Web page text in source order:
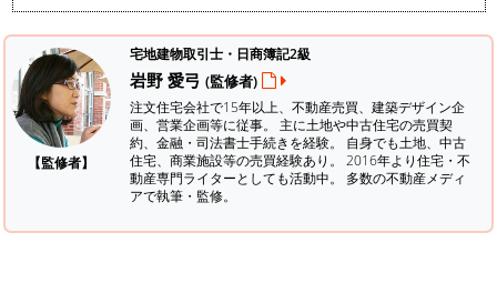
【監修者】
宅地建物取引士・日商簿記2級
岩野 愛弓 (監修者)
注文住宅会社で15年以上、不動産売買、建築デザイン企
画、営業企画等に従事。 主に土地や中古住宅の売買契
約、金融・司法書士手続きを経験。 自身でも土地、中古
住宅、商業施設等の売買経験あり。 2016年より住宅・不
動産専門ライターとしても活動中。 多数の不動産メディ
アで執筆・監修。